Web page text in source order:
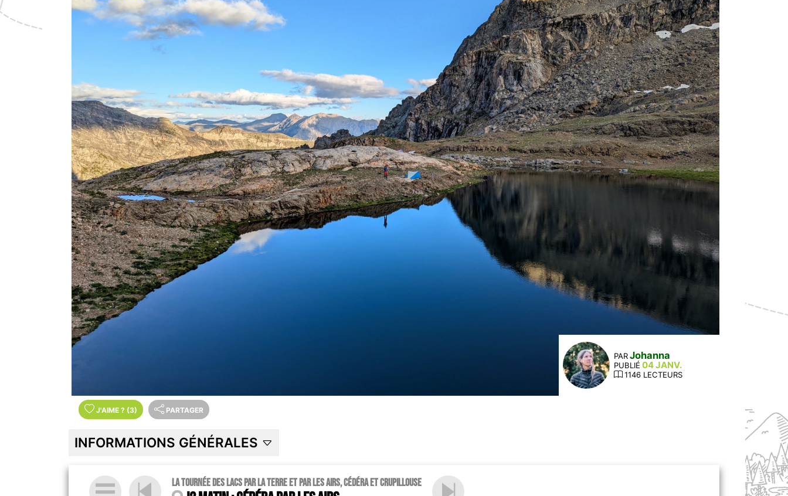
PAR Johanna
PUBLIÉ 04 JANV.
1146 LECTEURS
J'AIME ? (3) PARTAGER
INFORMATIONS GÉNÉRALES
La tournée des lacs par la terre et par les airs, Cédéra et Crupillouse